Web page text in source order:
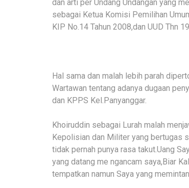
dan arti per Undang Undangan yang
sebagai Ketua Komisi Pemilihan
KIP No.14 Tahun 2008,dan UUD Thn
Hal sama dan malah lebih parah
Wartawan tentang adanya dugaan
dan KPPS Kel.Panyanggar.
Khoiruddin sebagai Lurah malah
Kepolisian dan Militer yang bertugas
tidak pernah punya rasa takut.Uang
yang datang me ngancam saya,Biar
tempatkan namun Saya yang